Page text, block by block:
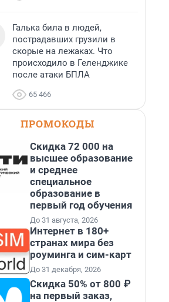
Галька била в людей,
пострадавших грузили в
скорые на лежаках. Что
происходило в Геленджике
после атаки БПЛА
65 466
ПРОМОКОДЫ
Скидка 72 000 на
высшее образование
и среднее
специальное
образование в
первый год обучения
До 31 августа, 2026
Интернет в 180+
странах мира без
роуминга и сим-карт
До 31 декабря, 2026
Скидка 50% от 800 ₽
на первый заказ,